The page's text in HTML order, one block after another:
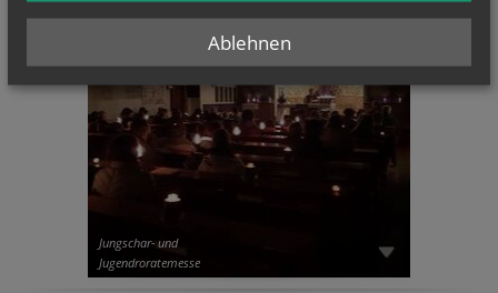
Jungschar- und
Jugendroratemesse
Ablehnen